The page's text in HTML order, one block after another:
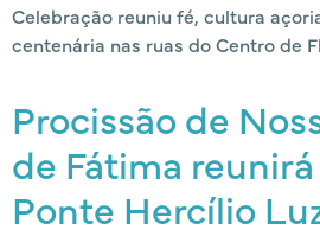
Celebração reuniu fé, cultura
centenária nas ruas do Centro de
Procissão de
de Fátima
Ponte Hercílio